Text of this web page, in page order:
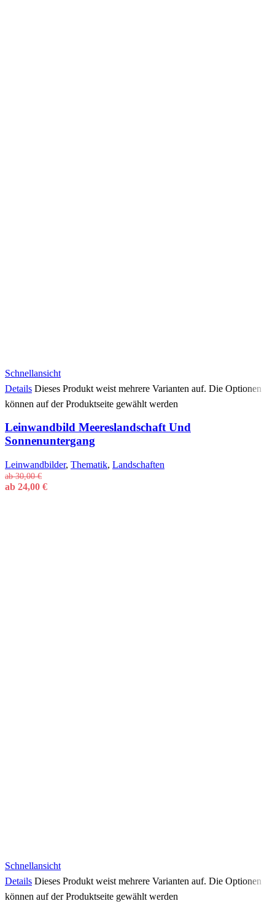
Schnellansicht
Details Dieses Produkt weist mehrere Varianten auf. Die Optionen
können auf der Produktseite gewählt werden
Leinwandbild Meereslandschaft Und
Sonnenuntergang
Leinwandbilder, Thematik, Landschaften
ab30,00€
ab 24,00 €
Schnellansicht
Details Dieses Produkt weist mehrere Varianten auf. Die Optionen
können auf der Produktseite gewählt werden